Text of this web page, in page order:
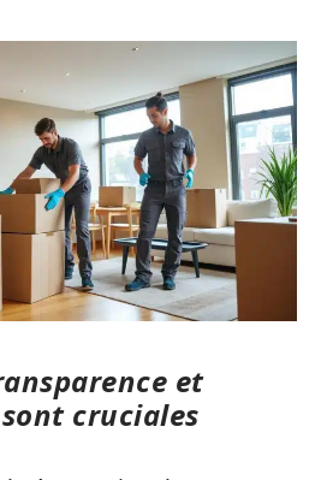
et
cruciales